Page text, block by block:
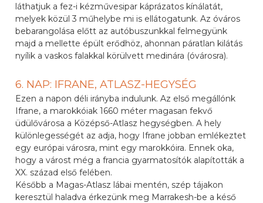
láthatjuk a fez-i kézművesipar káprázatos kínálatát,
melyek közül 3 műhelybe mi is ellátogatunk. Az óváros
bebarangolása előtt az autóbuszunkkal felmegyünk
majd a mellette épült erődhöz, ahonnan páratlan kilátás
nyílik a vaskos falakkal körülvett medinára (óvárosra).
6. NAP: IFRANE, ATLASZ-HEGYSÉG
Ezen a napon déli irányba indulunk. Az első megállónk
Ifrane, a marokkóiak 1660 méter magasan fekvő
üdülővárosa a Középső-Atlasz hegységben. A hely
különlegességét az adja, hogy Ifrane jobban emlékeztet
egy európai városra, mint egy marokkóira. Ennek oka,
hogy a várost még a francia gyarmatosítók alapították a
XX. század első felében.
Később a Magas-Atlasz lábai mentén, szép tájakon
keresztül haladva érkezünk meg Marrakesh-be a késő